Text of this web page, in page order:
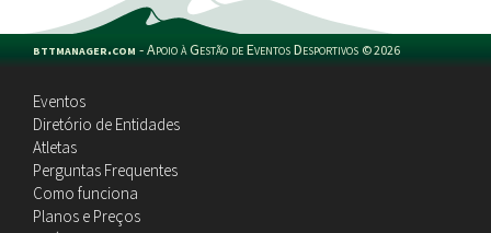
bttmanager.com -Apoio à Gestão de Eventos Desportivos ©2026
Eventos
Diretório de Entidades
Atletas
Perguntas Frequentes
Como funciona
Planos e Preços